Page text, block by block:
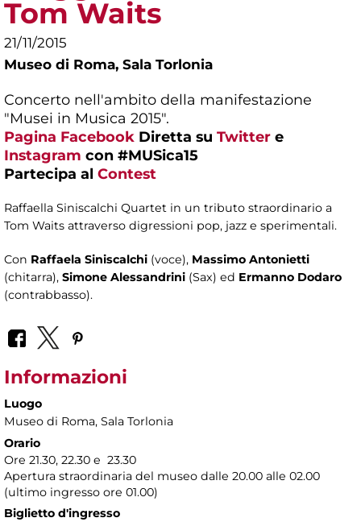
Tom Waits
21/11/2015
Museo di Roma, Sala Torlonia
Concerto nell'ambito della manifestazione
"Musei in Musica 2015".
Pagina Facebook Diretta su Twitter e
Instagram con #MUSica15
Partecipa al Contest
Raffaella Siniscalchi Quartet in un tributo straordinario a
Tom Waits attraverso digressioni pop, jazz e sperimentali.
Con Raffaela Siniscalchi (voce), Massimo Antonietti
(chitarra), Simone Alessandrini (Sax) ed Ermanno Dodaro
(contrabbasso).
Informazioni
Luogo
Museo di Roma, Sala Torlonia
Orario
Ore 21.30, 22.30 e 23.30
Apertura straordinaria del museo dalle 20.00 alle 02.00
(ultimo ingresso ore 01.00)
Biglietto d'ingresso